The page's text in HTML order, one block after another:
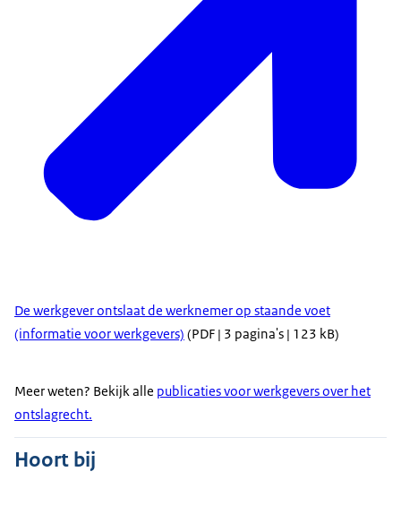
De werkgever ontslaat de werknemer op staande voet
(informatie voor werkgevers) (PDF | 3 pagina's | 123 kB)
Meer weten? Bekijk alle publicaties voor werkgevers over het
ontslagrecht.
Hoort bij